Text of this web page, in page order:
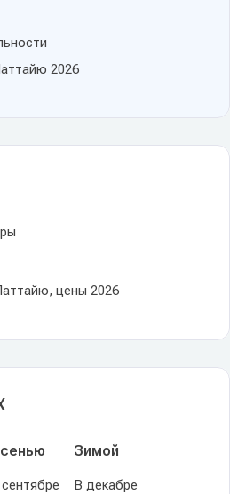
2026
цены 2026
Зимой
В декабре